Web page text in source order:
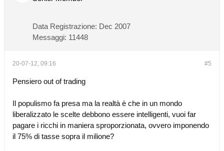
Data Registrazione: Dec 2007
Messaggi: 11448
#5
20-07-12, 09:16
Pensiero out of trading
Il populismo fa presa ma la realtà è che in un mondo
liberalizzato le scelte debbono essere intelligenti, vuoi far
pagare i ricchi in maniera sproporzionata, ovvero imponendo
il 75% di tasse sopra il milione?